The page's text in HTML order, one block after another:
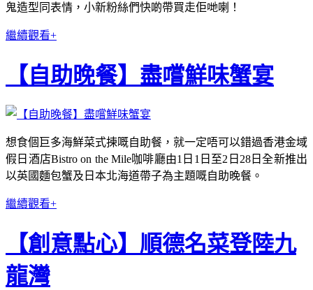
鬼造型同表情，小新粉絲們快啲帶買走佢哋喇！
繼續觀看+
【自助晚餐】盡嚐鮮味蟹宴
想食個巨多海鮮菜式揀嘅自助餐，就一定唔可以錯過香港金域
假日酒店Bistro on the Mile咖啡廳由1日1日至2日28日全新推出
以英國麵包蟹及日本北海道帶子為主題嘅自助晚餐。
繼續觀看+
【創意點心】順德名菜登陸九
龍灣